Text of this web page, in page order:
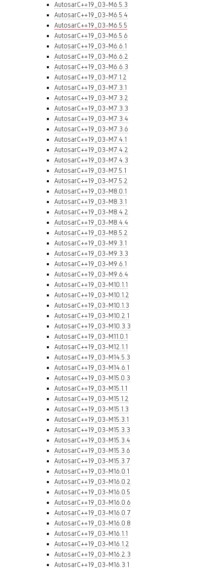
AutosarC++19_03-M6.5.3
AutosarC++19_03-M6.5.4
AutosarC++19_03-M6.5.5
AutosarC++19_03-M6.5.6
AutosarC++19_03-M6.6.1
AutosarC++19_03-M6.6.2
AutosarC++19_03-M6.6.3
AutosarC++19_03-M7.1.2
AutosarC++19_03-M7.3.1
AutosarC++19_03-M7.3.2
AutosarC++19_03-M7.3.3
AutosarC++19_03-M7.3.4
AutosarC++19_03-M7.3.6
AutosarC++19_03-M7.4.1
AutosarC++19_03-M7.4.2
AutosarC++19_03-M7.4.3
AutosarC++19_03-M7.5.1
AutosarC++19_03-M7.5.2
AutosarC++19_03-M8.0.1
AutosarC++19_03-M8.3.1
AutosarC++19_03-M8.4.2
AutosarC++19_03-M8.4.4
AutosarC++19_03-M8.5.2
AutosarC++19_03-M9.3.1
AutosarC++19_03-M9.3.3
AutosarC++19_03-M9.6.1
AutosarC++19_03-M9.6.4
AutosarC++19_03-M10.1.1
AutosarC++19_03-M10.1.2
AutosarC++19_03-M10.1.3
AutosarC++19_03-M10.2.1
AutosarC++19_03-M10.3.3
AutosarC++19_03-M11.0.1
AutosarC++19_03-M12.1.1
AutosarC++19_03-M14.5.3
AutosarC++19_03-M14.6.1
AutosarC++19_03-M15.0.3
AutosarC++19_03-M15.1.1
AutosarC++19_03-M15.1.2
AutosarC++19_03-M15.1.3
AutosarC++19_03-M15.3.1
AutosarC++19_03-M15.3.3
AutosarC++19_03-M15.3.4
AutosarC++19_03-M15.3.6
AutosarC++19_03-M15.3.7
AutosarC++19_03-M16.0.1
AutosarC++19_03-M16.0.2
AutosarC++19_03-M16.0.5
AutosarC++19_03-M16.0.6
AutosarC++19_03-M16.0.7
AutosarC++19_03-M16.0.8
AutosarC++19_03-M16.1.1
AutosarC++19_03-M16.1.2
AutosarC++19_03-M16.2.3
AutosarC++19_03-M16.3.1